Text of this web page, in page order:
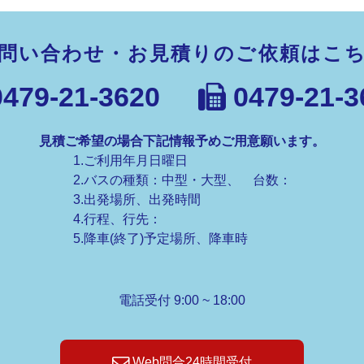
い合わせ・お見積りのご依頼はこ
21-3620 0479-21-
見積ご希望の場合下記情報予めご用意願います。
1.ご利用年月日曜日
2.バスの種類：中型・大型、 台数：
3.出発場所、出発時間
4.行程、行先：
5.降車(終了)予定場所、降車時
電話受付 9:00 ~ 18:00